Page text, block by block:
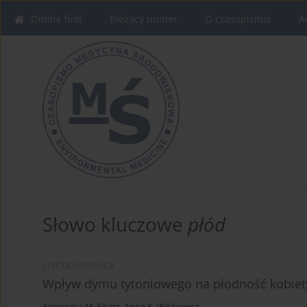
Online first Bieżący numer O czasopiśmie
Słowo kluczowe płód
Wpływ dymu tytoniowego na płodność